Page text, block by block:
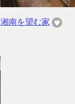
湘南を望む家